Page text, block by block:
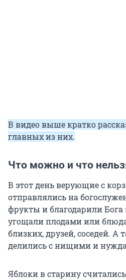
В видео выше кратко
главных из них.
Что можно и что
В этот день верующие с
отправлялись на
фрукты и благодарили Бога
угощали плодами или
близких, друзей, соседей. А
делились с нищими и
Яблоки в старину